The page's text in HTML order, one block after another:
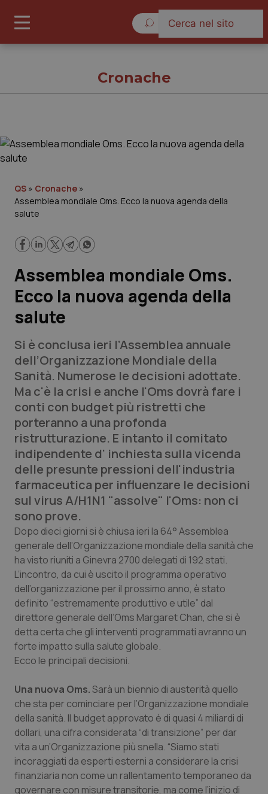
Governo e Parlamento
Regioni e Asl
Lavoro e Professioni
Scienza e Farmaci
Studi e Analisi
Lettere al direttore
Edizioni Regionali
QS Pro
Professionisti Sanitari.AI
Abruzzo
Basilicata
Calabria
Campania
Emilia-Romagna
Friuli Venezia Giulia
Lazio
Liguria
Lombardia
Marche
QS Pro Gold
Artrite & artrosi
Asma & BPCO
Car-T
Colesterolo & coronaropatie
Dermatite Atopica
Diabete & glucometri
Disturbi dell’umore
Dolore
Donna & Salute
Cronache
QS » Cronache »
Assemblea mondiale Oms. Ecco la nuova agenda della
salute
Assemblea mondiale Oms.
Ecco la nuova agenda della
salute
Si è conclusa ieri l’Assemblea annuale
dell’Organizzazione Mondiale della
Sanità. Numerose le decisioni adottate.
Ma c'è la crisi e anche l'Oms dovrà fare i
conti con budget più ristretti che
porteranno a una profonda
ristrutturazione. E intanto il comitato
indipendente d' inchiesta sulla vicenda
delle presunte pressioni dell'industria
farmaceutica per influenzare le decisioni
sul virus A/H1N1 "assolve" l'Oms: non ci
sono prove.
Dopo dieci giorni si è chiusa ieri la 64° Assemblea
generale dell’Organizzazione mondiale della sanità che
ha visto riuniti a Ginevra 2700 delegati di 192 stati.
L’incontro, da cui è uscito il programma operativo
dell’organizzazione per il prossimo anno, è stato
definito “estremamente produttivo e utile” dal
direttore generale dell’Oms Margaret Chan, che si è
detta certa che gli interventi programmati avranno un
forte impatto sulla salute globale.
Ecco le principali decisioni.
Una nuova Oms.Sarà un biennio di austerità quello
che sta per cominciare per l’Organizzazione mondiale
della sanità. Il budget approvato è di quasi 4 miliardi di
dollari, una cifra considerata “di transizione” per dar
vita a un’Organizzazione più snella. “Siamo stati
incoraggiati da esperti esterni a considerare la crisi
finanziaria non come un rallentamento temporaneo da
governare con misure transitorie, ma come l’inizio di